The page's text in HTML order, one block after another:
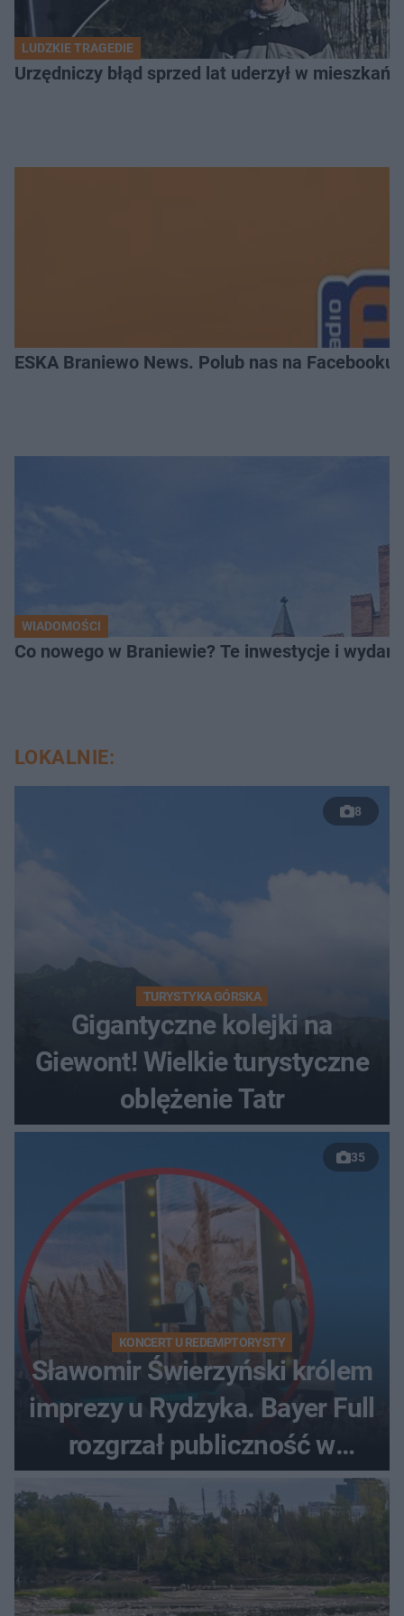
LUDZKIE TRAGEDIE
Urzędniczy błąd sprzed lat uderzył w
ESKA Braniewo News. Polub nas na Facebooku!
WIADOMOŚCI
Co nowego w Braniewie? Te inwestycje i
LOKALNIE:
8
TURYSTYKA GÓRSKA
Gigantyczne kolejki na
Giewont! Wielkie turystyczne
oblężenie Tatr
35
KONCERT U REDEMPTORYSTY
Sławomir Świerzyński królem
imprezy u Rydzyka. Bayer Full
rozgrzał publiczność w
Toruniu